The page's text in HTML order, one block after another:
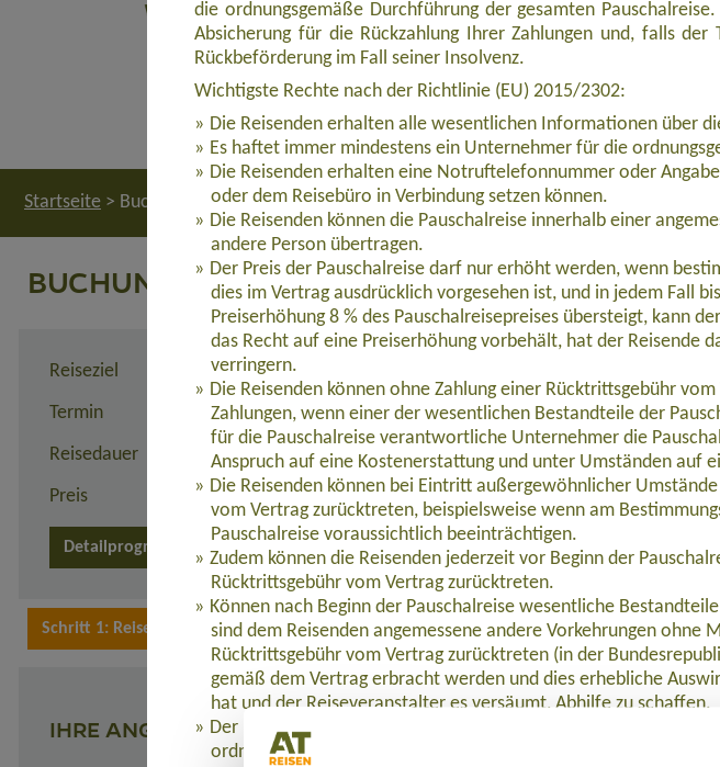
Startseite > Buchung
BUCHUNG
Reiseziel Mera Peak (6.461 m) & Baruntse (7.129 m) Doppel-
Termin 11.10. - 07.11.2026
Reisedauer 28 Tage
Preis 8.190,00 Euro zzgl. Flug ab 1.050,00 Euro
Detailprogramm
IHRE ANGABEN
die ordnungsgemäße Durchführung der gesamten
Absicherung für die Rückzahlung Ihrer Zahlungen und, falls
Rückbeförderung im Fall seiner Insolvenz.
Wichtigste Rechte nach der Richtlinie (EU) 2015/2302:
Die Reisenden erhalten alle wesentlichen Informationen über
Es haftet immer mindestens ein Unternehmer für die
Die Reisenden erhalten eine Notruftelefonnummer oder
oder dem Reisebüro in Verbindung setzen können.
Die Reisenden können die Pauschalreise innerhalb einer
andere Person übertragen.
Der Preis der Pauschalreise darf nur erhöht werden, wenn
dies im Vertrag ausdrücklich vorgesehen ist, und in jedem Fall
Preiserhöhung 8 % des Pauschalreisepreises übersteigt, kann
das Recht auf eine Preiserhöhung vorbehält, hat der Reisende
verringern.
Die Reisenden können ohne Zahlung einer Rücktrittsgebühr
Zahlungen, wenn einer der wesentlichen Bestandteile der
für die Pauschalreise verantwortliche Unternehmer die
Anspruch auf eine Kostenerstattung und unter Umständen auf
Die Reisenden können bei Eintritt außergewöhnlicher
vom Vertrag zurücktreten, beispielsweise wenn am
Pauschalreise voraussichtlich beeinträchtigen.
Zudem können die Reisenden jederzeit vor Beginn der
Rücktrittsgebühr vom Vertrag zurücktreten.
Können nach Beginn der Pauschalreise wesentliche
sind dem Reisenden angemessene andere Vorkehrungen ohne
Rücktrittsgebühr vom Vertrag zurücktreten (in der
gemäß dem Vertrag erbracht werden und dies erhebliche
hat und der Reiseveranstalter es versäumt, Abhilfe zu schaffen.
Der Reisende hat Anspruch auf eine Preisminderung und/oder
ordnungsgemäß erbracht werden.